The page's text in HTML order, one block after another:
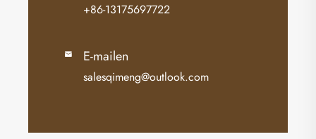
+86-13175697722
 E-mailen
salesqimeng@outlook.com